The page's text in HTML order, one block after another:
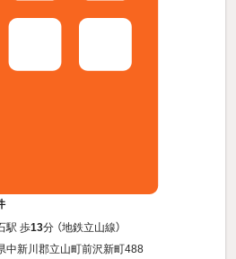
駅 歩13分 （地鉄立山線）
中新川郡立山町前沢新町488